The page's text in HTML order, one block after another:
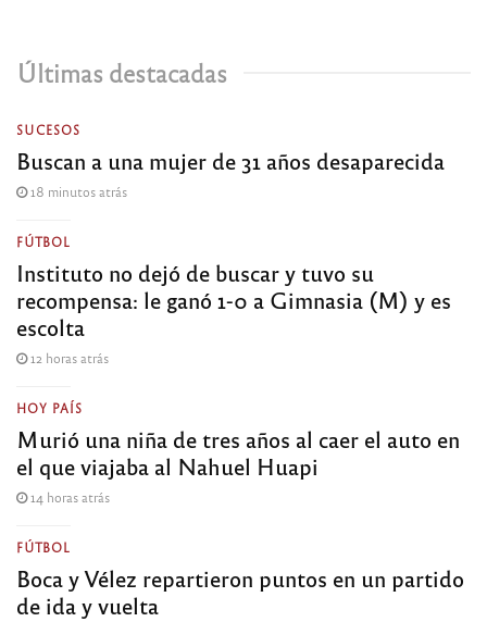
Últimas destacadas
SUCESOS
Buscan a una mujer de 31 años desaparecida
18 minutos atrás
FÚTBOL
Instituto no dejó de buscar y tuvo su
recompensa: le ganó 1-0 a Gimnasia (M) y es
escolta
12 horas atrás
HOY PAÍS
Murió una niña de tres años al caer el auto en
el que viajaba al Nahuel Huapi
14 horas atrás
FÚTBOL
Boca y Vélez repartieron puntos en un partido
de ida y vuelta